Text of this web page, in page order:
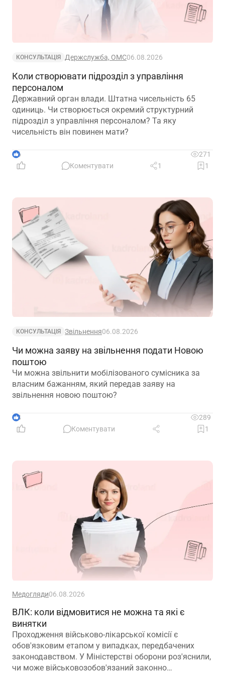
КОНСУЛЬТАЦІЯ Держслужба, ОМС06.08.2026
Коли створювати підрозділ з управління
персоналом
Державний орган влади. Штатна чисельність 65
одиниць. Чи створюється окремий структурний
підрозділ з управління персоналом? Та яку
чисельність він повинен мати?
6
271
Коментувати
1 1
КОНСУЛЬТАЦІЯ Звільнення06.08.2026
Чи можна заяву на звільнення подати Новою
поштою
Чи можна звільнити мобілізованого сумісника за
власним бажанням, який передав заяву на
звільнення новою поштою?
4
289
Коментувати
1
Медогляди06.08.2026
ВЛК: коли відмовитися не можна та які є
винятки
Проходження військово-лікарської комісії є
обов'язковим етапом у випадках, передбачених
законодавством. У Міністерстві оборони роз'яснили,
чи може військовозобов'язаний законно